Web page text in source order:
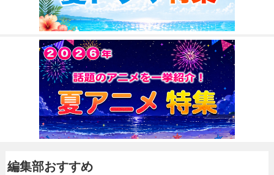
編集部おすすめ